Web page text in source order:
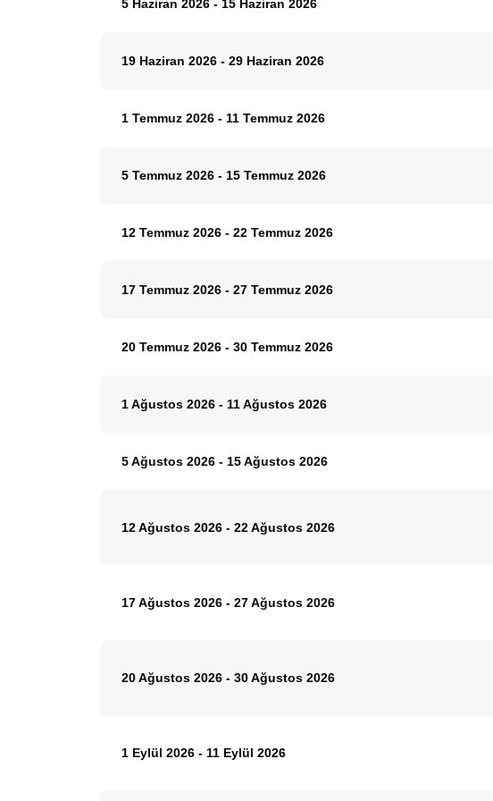
5 Haziran 2026 - 15 Haziran 2026
19 Haziran 2026 - 29 Haziran 2026
1 Temmuz 2026 - 11 Temmuz 2026
5 Temmuz 2026 - 15 Temmuz 2026
12 Temmuz 2026 - 22 Temmuz 2026
17 Temmuz 2026 - 27 Temmuz 2026
20 Temmuz 2026 - 30 Temmuz 2026
1 Ağustos 2026 - 11 Ağustos 2026
5 Ağustos 2026 - 15 Ağustos 2026
12 Ağustos 2026 - 22 Ağustos 2026
17 Ağustos 2026 - 27 Ağustos 2026
20 Ağustos 2026 - 30 Ağustos 2026
1 Eylül 2026 - 11 Eylül 2026